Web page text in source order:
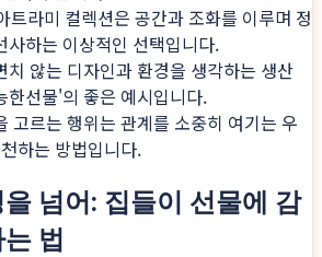
라미 컬렉션은 공간과 조화를 이루며 정
사하는 이상적인 선택입니다.
치 않는 디자인과 환경을 생각하는 생산
한선물'의 좋은 예시입니다.
고르는 행위는 관계를 소중히 여기는 우
하는 방법입니다.
넘어: 집들이 선물에 감
법